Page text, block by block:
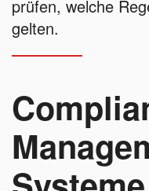
prüfen, welche
gelten.